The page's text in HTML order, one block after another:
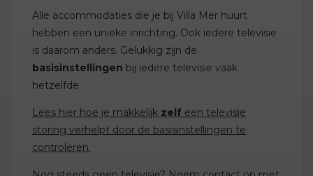
Alle accommodaties die je bij Villa Mer huurt
hebben een unieke inrichting. Ook iedere televisie
is daarom anders. Gelukkig zijn de
basisinstellingen bij iedere televisie vaak
hetzelfde.
Lees hier hoe je makkelijk zelf een televisie
storing verhelpt door de basisinstellingen te
controleren.